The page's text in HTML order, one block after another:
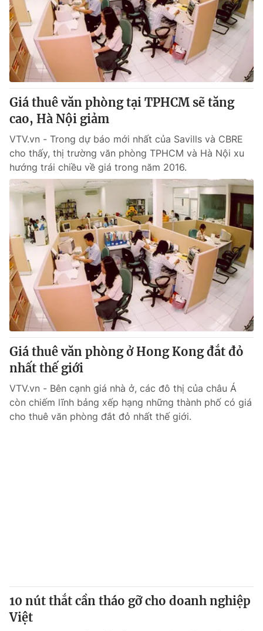
Giá thuê văn phòng tại TPHCM sẽ tăng
cao, Hà Nội giảm
VTV.vn - Trong dự báo mới nhất của Savills và CBRE
cho thấy, thị trường văn phòng TPHCM và Hà Nội xu
hướng trái chiều về giá trong năm 2016.
Giá thuê văn phòng ở Hong Kong đắt đỏ
nhất thế giới
VTV.vn - Bên cạnh giá nhà ở, các đô thị của châu Á
còn chiếm lĩnh bảng xếp hạng những thành phố có giá
cho thuê văn phòng đắt đỏ nhất thế giới.
10 nút thắt cần tháo gỡ cho doanh nghiệp
Việt